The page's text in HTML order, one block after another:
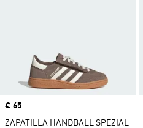
Precio
€ 65
ZAPATILLA HANDBALL SPEZIAL